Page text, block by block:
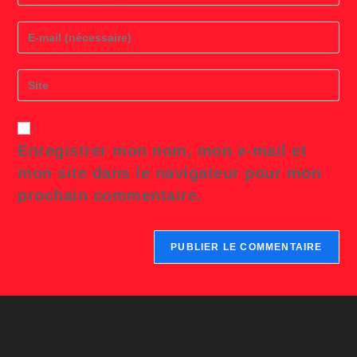
or
username
to
comment
Enter
your
address
comment
Saisir
l’URL
votre
site
(facultatif)
Enregistrer mon nom, mon e-mail et
mon site dans le navigateur pour mon
prochain commentaire.